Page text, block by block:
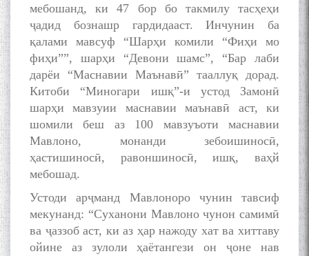
мебошанд, ки 47 бор бо такмилу тасҳеҳи
ҷадид бознашр гардидааст. Инчунин ба
қалами мавсуф “Шарҳи комили “Фиҳи мо
фиҳи””, шарҳи “Девони шамс”, “Бар лаби
дарёи “Маснавии Маънавӣ” тааллуқ дорад.
Китоби “Миногари ишқ”-и устод Замонӣ
шарҳи мавзуии маснавии маънавӣ аст, ки
шомили беш аз 100 мавзуъоти маснавии
Мавлоно, монанди зебоишиносӣ,
ҳастишиносӣ, равоншиносӣ, ишқ, ваҳй
мебошад.
Устоди арҷманд Мавлоноро чунин тавсиф
мекунанд: “Суханони Мавлоно чунон самимӣ
ва ҷаззоб аст, ки аз ҳар нажоду хат ва хиттаву
ойине аз зулоли ҳаётангези он ҷоне нав
The Persian Gulf Beautiful
poetry from Устод Мумин
Қаноат (Ustod Mumin Qanoat)
and Master Mehryar
Mehrafarin about the conflict
of the name of the Persian
Gulf
Сайри Дарвоз бо Мӯъмин
Қаноат: Чанор ҳам "гап"
мезанад